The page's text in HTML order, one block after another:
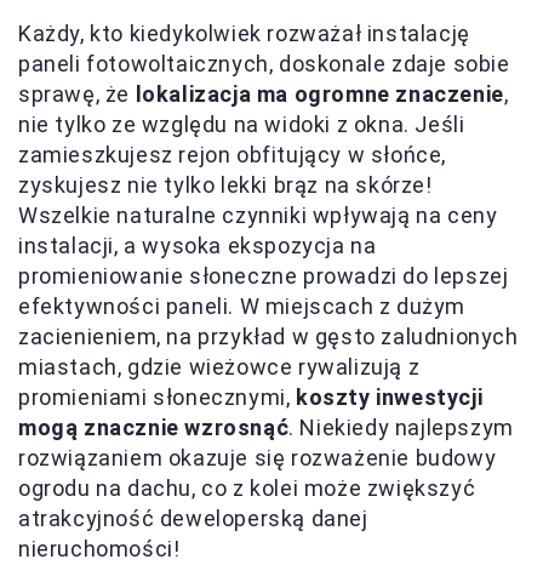
Każdy, kto kiedykolwiek rozważał instalację
paneli fotowoltaicznych, doskonale zdaje sobie
sprawę, że lokalizacja ma ogromne znaczenie,
nie tylko ze względu na widoki z okna. Jeśli
zamieszkujesz rejon obfitujący w słońce,
zyskujesz nie tylko lekki brąz na skórze!
Wszelkie naturalne czynniki wpływają na ceny
instalacji, a wysoka ekspozycja na
promieniowanie słoneczne prowadzi do lepszej
efektywności paneli. W miejscach z dużym
zacienieniem, na przykład w gęsto zaludnionych
miastach, gdzie wieżowce rywalizują z
promieniami słonecznymi, koszty inwestycji
mogą znacznie wzrosnąć. Niekiedy najlepszym
rozwiązaniem okazuje się rozważenie budowy
ogrodu na dachu, co z kolei może zwiększyć
atrakcyjność deweloperską danej
nieruchomości!